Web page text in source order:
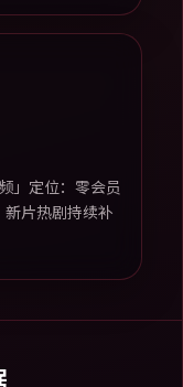
」定位：零会员
片热剧持续补